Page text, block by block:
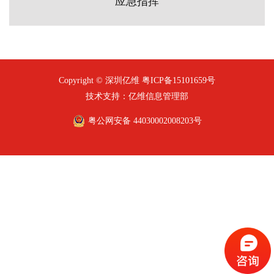
Copyright © 深圳亿维 粤ICP备15101659号
技术支持：亿维信息管理部
粤公网安备 44030002008203号